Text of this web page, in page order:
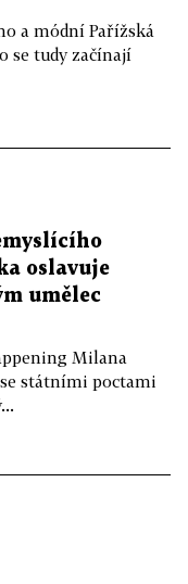
a módní Pařížská
se tudy začínají
oslavuje
umělec
Milana
státními poctami